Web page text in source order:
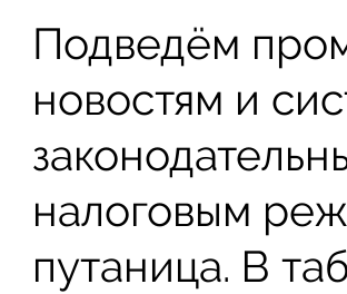
Подведём
новостям и
налоговым
путаница. В